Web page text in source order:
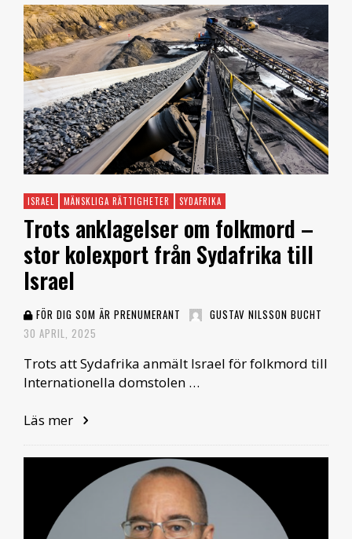
ISRAEL MÄNSKLIGA RÄTTIGHETER SYDAFRIKA
Trots anklagelser om folkmord –
stor kolexport från Sydafrika till
Israel
FÖR DIG SOM ÄR PRENUMERANT
GUSTAV NILSSON BUCHT
30 APRIL, 2025
Trots att Sydafrika anmält Israel för folkmord till
Internationella domstolen …
Läs mer